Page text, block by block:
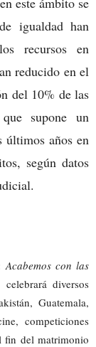
igualdad han
recursos en
reducido en el
del 10% de las
supone un
últimos años en
según datos
Acabemos con las
diversos
Guatemala,
competiciones
fin del matrimonio